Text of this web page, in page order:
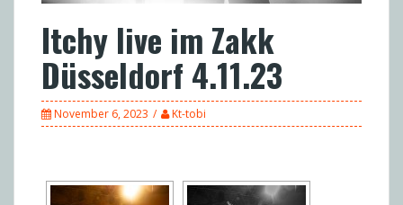
Itchy live im Zakk
Düsseldorf 4.11.23
November 6, 2023 Kt-tobi